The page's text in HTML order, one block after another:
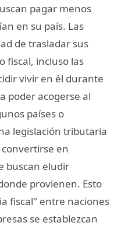
pagar menos
en su país. Las
de trasladar sus
fiscal, incluso las
vivir en él durante
poder acogerse al
países o
legislación tributaria
en
buscan eludir
provienen. Esto
fiscal" entre naciones
se establezcan